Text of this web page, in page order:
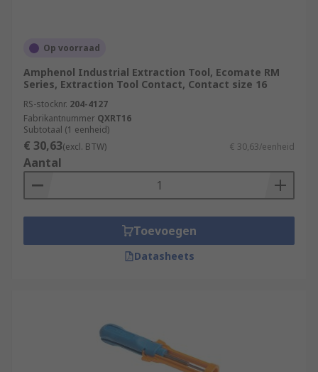
Op voorraad
Amphenol Industrial Extraction Tool, Ecomate RM
Series, Extraction Tool Contact, Contact size 16
RS-stocknr. 204-4127
Fabrikantnummer QXRT16
Subtotaal (1 eenheid)
€ 30,63(excl. BTW) € 30,63/eenheid
Aantal
Toevoegen
Datasheets